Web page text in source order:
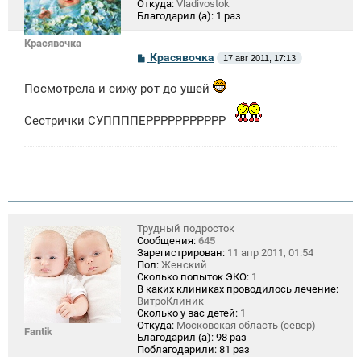
Красявочка
Откуда: Vladivostok
Благодарил (а): 1 раз
С
о
б
н
Красявочка 17 авг 2011, 17:13
Посмотрела и сижу рот до ушей
Сестрички СУППППЕРРРРРРРРРРР
Fantik
Трудный подросток
Сообщения: 645
Зарегистрирован: 11 апр 2011, 01:54
Пол: Женский
Сколько попыток ЭКО: 1
В каких клиниках проводилось лечение:
ВитроКлиник
Сколько у вас детей: 1
Откуда: Московская область (север)
Благодарил (а): 98 раз
Поблагодарили: 81 раз